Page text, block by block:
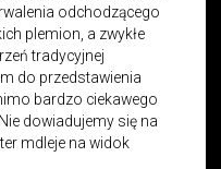
odchodzącego
plemion, a zwykłe
tradycyjnej
do przedstawienia
bardzo ciekawego
dowiadujemy się na
mdleje na widok